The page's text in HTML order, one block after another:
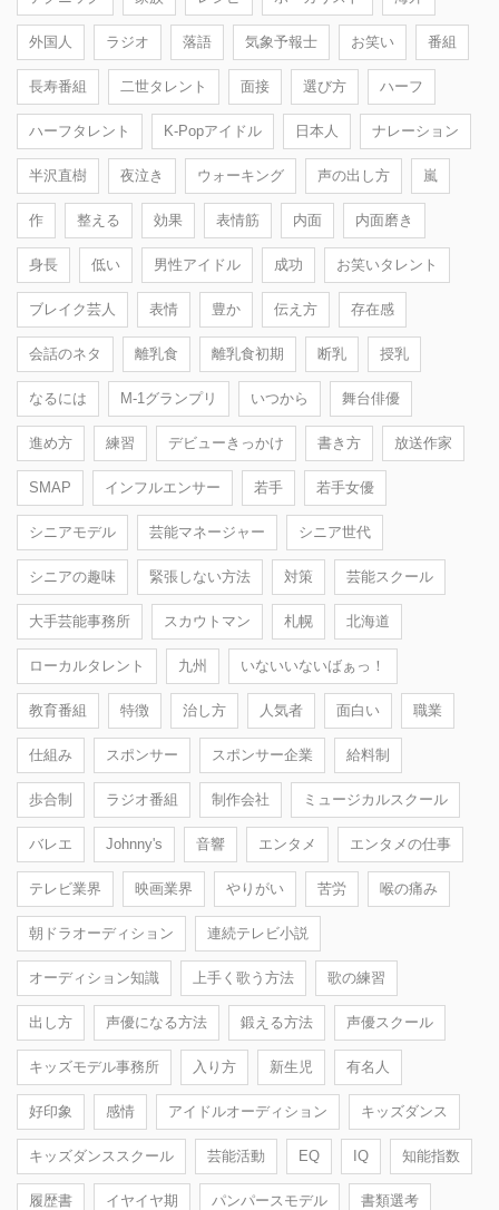
外国人 ラジオ 落語 気象予報士 お笑い 番組
長寿番組 二世タレント 面接 選び方 ハーフ
ハーフタレント K-Popアイドル 日本人 ナレーション
半沢直樹 夜泣き ウォーキング 声の出し方 嵐
作 整える 効果 表情筋 内面 内面磨き
身長 低い 男性アイドル 成功 お笑いタレント
ブレイク芸人 表情 豊か 伝え方 存在感
会話のネタ 離乳食 離乳食初期 断乳 授乳
なるには M-1グランプリ いつから 舞台俳優
進め方 練習 デビューきっかけ 書き方 放送作家
SMAP インフルエンサー 若手 若手女優
シニアモデル 芸能マネージャー シニア世代
シニアの趣味 緊張しない方法 対策 芸能スクール
大手芸能事務所 スカウトマン 札幌 北海道
ローカルタレント 九州 いないいないばぁっ！
教育番組 特徴 治し方 人気者 面白い 職業
仕組み スポンサー スポンサー企業 給料制
歩合制 ラジオ番組 制作会社 ミュージカルスクール
バレエ Johnny's 音響 エンタメ エンタメの仕事
テレビ業界 映画業界 やりがい 苦労 喉の痛み
朝ドラオーディション 連続テレビ小説
オーディション知識 上手く歌う方法 歌の練習
出し方 声優になる方法 鍛える方法 声優スクール
キッズモデル事務所 入り方 新生児 有名人
好印象 感情 アイドルオーディション キッズダンス
キッズダンススクール 芸能活動 EQ IQ 知能指数
履歴書 イヤイヤ期 パンパースモデル 書類選考